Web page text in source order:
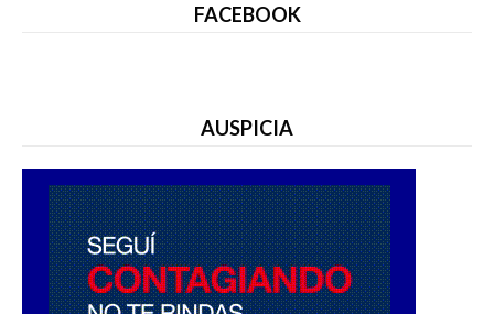
FACEBOOK
AUSPICIA